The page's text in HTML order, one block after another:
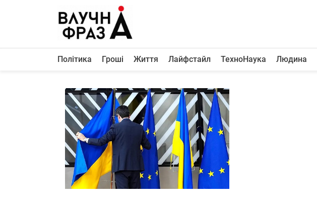
Політика
Життя
Лайфстайл
ТехноНаука
Людина
Корисності
Політика Гроші Життя Лайфстайл ТехноНаука Людина